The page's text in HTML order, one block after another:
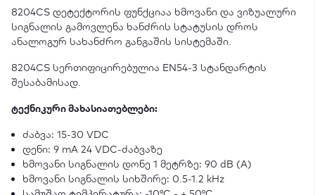
8204CS დეტექტორის ფუნქციაა ხმოვანი და ვიზუალური
სიგნალის გამოვლენა ხანძრის სტატუსის დროს
ანალოგურ სახანძრო განგაშის სისტემაში.
8204CS სერთიფიცირებულია EN54-3 სტანდარტის
შესაბამისად.
ტექნიკური მახასიათებლები:
ძაბვა: 15-30 VDC
დენი: 9 mA 24 VDC-ძაბვაზე
ხმოვანი სიგნალის დონე 1 მეტრზე: 90 dB (A)
ხმოვანი სიგნალის სიხშირე: 0.5-1.2 kHz